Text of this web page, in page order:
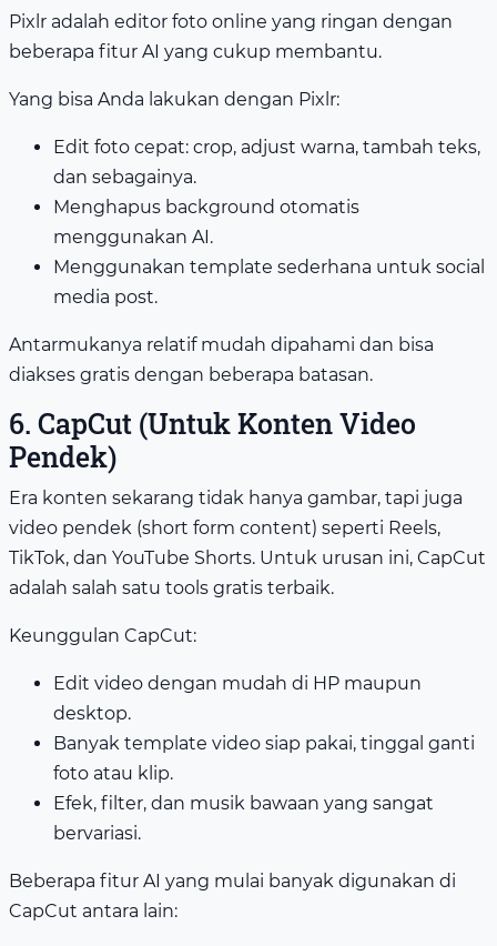
Pixlr adalah editor foto online yang ringan dengan
beberapa fitur AI yang cukup membantu.
Yang bisa Anda lakukan dengan Pixlr:
Edit foto cepat: crop, adjust warna, tambah teks,
dan sebagainya.
Menghapus background otomatis
menggunakan AI.
Menggunakan template sederhana untuk social
media post.
Antarmukanya relatif mudah dipahami dan bisa
diakses gratis dengan beberapa batasan.
6. CapCut (Untuk Konten Video
Pendek)
Era konten sekarang tidak hanya gambar, tapi juga
video pendek (short form content) seperti Reels,
TikTok, dan YouTube Shorts. Untuk urusan ini, CapCut
adalah salah satu tools gratis terbaik.
Keunggulan CapCut:
Edit video dengan mudah di HP maupun
desktop.
Banyak template video siap pakai, tinggal ganti
foto atau klip.
Efek, filter, dan musik bawaan yang sangat
bervariasi.
Beberapa fitur AI yang mulai banyak digunakan di
CapCut antara lain: